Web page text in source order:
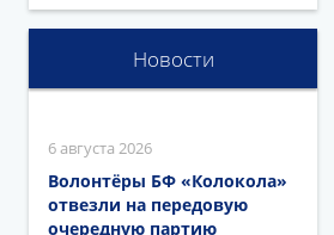
Новости
6 августа 2026
Волонтёры БФ «Колокола»
отвезли на передовую
очередную партию